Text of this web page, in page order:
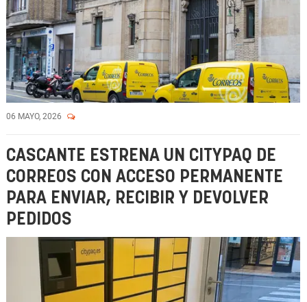
06 MAYO, 2026
CASCANTE ESTRENA UN CITYPAQ DE
CORREOS CON ACCESO PERMANENTE
PARA ENVIAR, RECIBIR Y DEVOLVER
PEDIDOS